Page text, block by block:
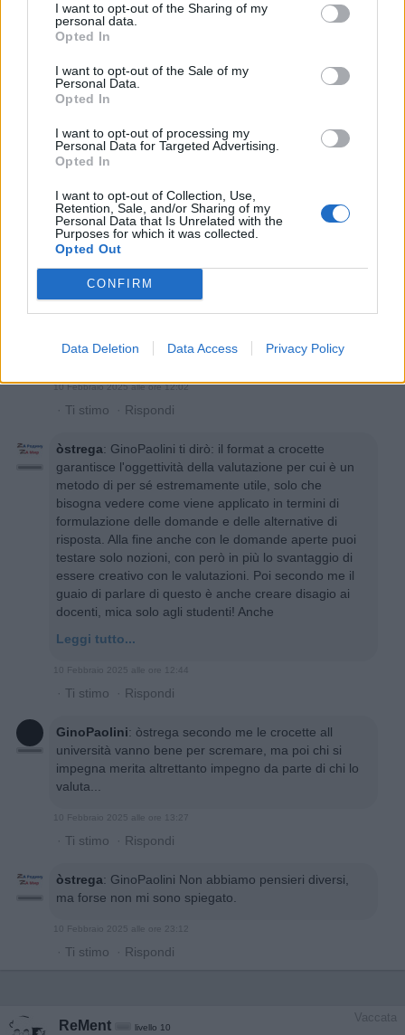
I want to opt-out of the Sharing of my
personal data.
Opted In
I want to opt-out of the Sale of my
Personal Data.
Opted In
I want to opt-out of processing my
Personal Data for Targeted Advertising.
Opted In
I want to opt-out of Collection, Use,
Retention, Sale, and/or Sharing of my
Personal Data that Is Unrelated with the
Purposes for which it was collected.
Opted Out
CONFIRM
Data Deletion Data Access Privacy Policy
òstrega :GinoPaolini hai ragione. te lo spiego con un
meme.
10 Febbraio 2025 alle ore 11:04
GinoPaolini:òstrega quanto è vero.... A partire dall
qualcuno oggi...
10 Febbraio 2025 alle ore 12:02
· Ti stimo · Rispondi
òstrega: GinoPaolini ti dirò: il format a crocette
garantisce l'oggettività della valutazione per cui è un
metodo di per sé estremamente utile, solo che
bisogna vedere come viene applicato in termini di
formulazione delle domande e delle alternative di
risposta. Alla fine anche con le domande aperte puoi
testare solo nozioni, con però in più lo svantaggio di
essere creativo con le valutazioni. Poi secondo me il
guaio di parlare di questo è anche creare disagio ai
docenti, mica solo agli studenti! Anche
Leggi tutto...
10 Febbraio 2025 alle ore 12:44
· Ti stimo · Rispondi
GinoPaolini: òstrega secondo me le crocette all
università vanno bene per scremare, ma poi chi si
impegna merita altrettanto impegno da parte di chi lo
valuta...
10 Febbraio 2025 alle ore 13:27
· Ti stimo · Rispondi
òstrega: GinoPaolini Non abbiamo pensieri diversi,
ma forse non mi sono spiegato.
10 Febbraio 2025 alle ore 23:12
· Ti stimo · Rispondi
Vaccata
ReMent livello 10